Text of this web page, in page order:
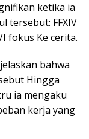
ketika ia
tersebut: FFXIV
fokus Ke cerita.
bahwa
Hingga
ia mengaku
kerja yang